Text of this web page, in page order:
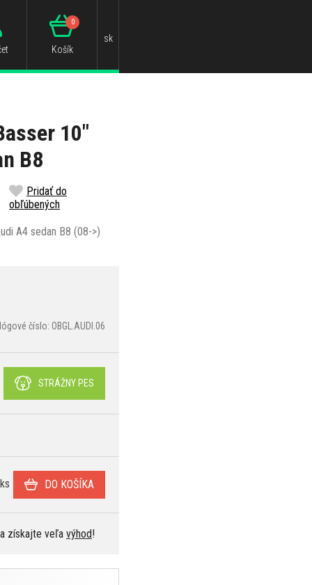
Košík
0
sk
10"
B8
Pridať do
obľúbených
A4 sedan B8 (08->)
číslo: OBGL.AUDI.06
STRÁŽNY PES
ks DO KOŠÍKA
získajte veľa výhod!